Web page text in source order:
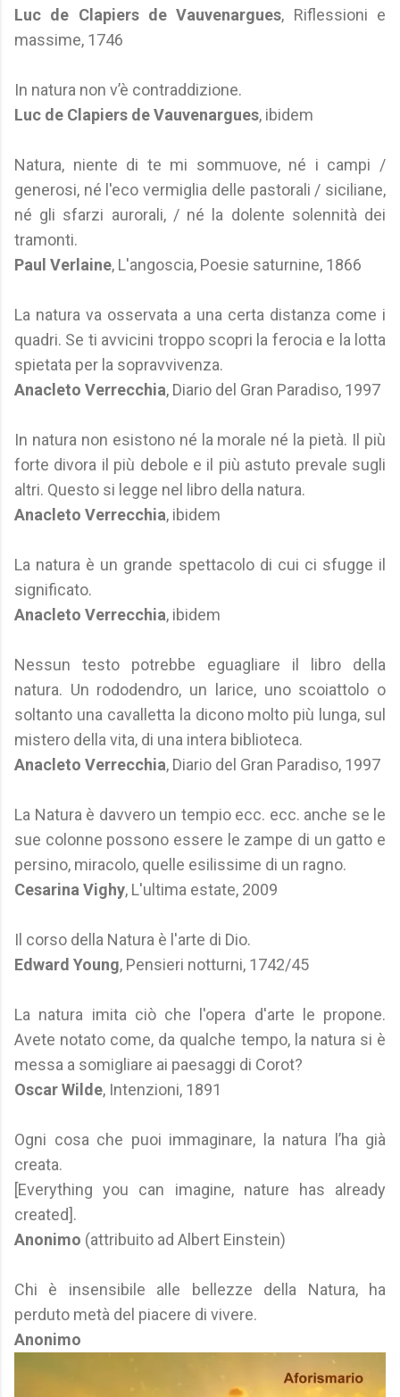
Luc de Clapiers de Vauvenargues, Riflessioni e
massime, 1746
In natura non v’è contraddizione.
Luc de Clapiers de Vauvenargues, ibidem
Natura, niente di te mi sommuove, né i campi /
generosi, né l'eco vermiglia delle pastorali / siciliane,
né gli sfarzi aurorali, / né la dolente solennità dei
tramonti.
Paul Verlaine, L'angoscia, Poesie saturnine, 1866
La natura va osservata a una certa distanza come i
quadri. Se ti avvicini troppo scopri la ferocia e la lotta
spietata per la sopravvivenza.
Anacleto Verrecchia, Diario del Gran Paradiso, 1997
In natura non esistono né la morale né la pietà. Il più
forte divora il più debole e il più astuto prevale sugli
altri. Questo si legge nel libro della natura.
Anacleto Verrecchia, ibidem
La natura è un grande spettacolo di cui ci sfugge il
significato.
Anacleto Verrecchia, ibidem
Nessun testo potrebbe eguagliare il libro della
natura. Un rododendro, un larice, uno scoiattolo o
soltanto una cavalletta la dicono molto più lunga, sul
mistero della vita, di una intera biblioteca.
Anacleto Verrecchia, Diario del Gran Paradiso, 1997
La Natura è davvero un tempio ecc. ecc. anche se le
sue colonne possono essere le zampe di un gatto e
persino, miracolo, quelle esilissime di un ragno.
Cesarina Vighy, L'ultima estate, 2009
Il corso della Natura è l'arte di Dio.
Edward Young, Pensieri notturni, 1742/45
La natura imita ciò che l'opera d'arte le propone.
Avete notato come, da qualche tempo, la natura si è
messa a somigliare ai paesaggi di Corot?
Oscar Wilde, Intenzioni, 1891
Ogni cosa che puoi immaginare, la natura l’ha già
creata.
[Everything you can imagine, nature has already
created].
Anonimo (attribuito ad Albert Einstein)
Chi è insensibile alle bellezze della Natura, ha
perduto metà del piacere di vivere.
Anonimo